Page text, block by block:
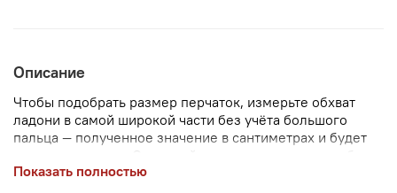
Описание
Чтобы подобрать размер перчаток, измерьте обхват
ладони в самой широкой части без учёта большого
пальца — полученное значение в сантиметрах и будет
вашим размером. Однослойные вязаные перчатки без
подклада, с удлиненной манжетой, можно носить как с
Показать полностью